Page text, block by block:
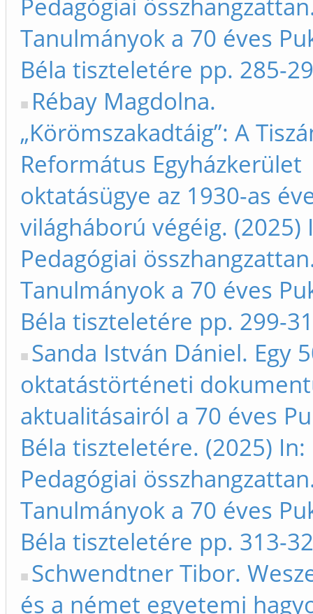
Pedagógiai
Tanulmányok a 70 éves
Béla tiszteletére pp. 285-
Rébay Magdolna.
„Körömszakadtáig”: A
Református Egyházkerület
oktatásügye az 1930-as
világháború végéig. (2025)
Pedagógiai
Tanulmányok a 70 éves
Béla tiszteletére pp. 299-
Sanda István Dániel. Egy
oktatástörténeti
aktualitásairól a 70 éves
Béla tiszteletére. (2025) In:
Pedagógiai
Tanulmányok a 70 éves
Béla tiszteletére pp. 313-
Schwendtner Tibor.
és a német egyetemi